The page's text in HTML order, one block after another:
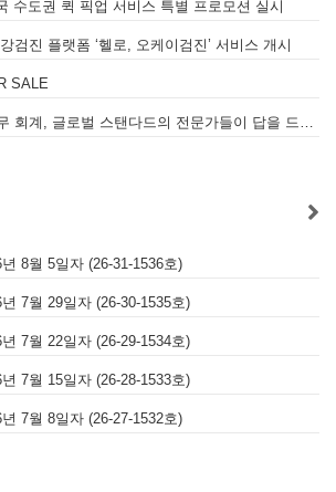
수도권 퀵 픽업 서비스 특별 프로모션 실시
검진 플랫폼 ‘헬로, 오케이검진’ 서비스 개시
SALE
8월 5일자 (26-31-1536호)
7월 29일자 (26-30-1535호)
7월 22일자 (26-29-1534호)
7월 15일자 (26-28-1533호)
7월 8일자 (26-27-1532호)